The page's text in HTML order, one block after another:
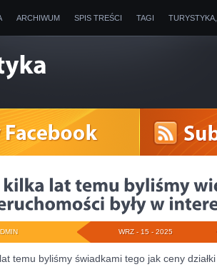
ARCHIWUM SPIS TREŚCI TAGI
WRZ - 15 - 2025
temu byliśmy świadkami tego jak ceny